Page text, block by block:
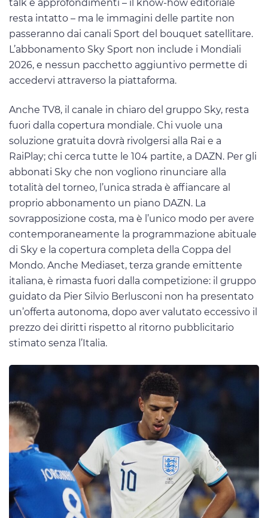
talk e approfondimenti – il know-how editoriale
resta intatto – ma le immagini delle partite non
passeranno dai canali Sport del bouquet satellitare.
L’abbonamento Sky Sport non include i Mondiali
2026, e nessun pacchetto aggiuntivo permette di
accedervi attraverso la piattaforma.
Anche TV8, il canale in chiaro del gruppo Sky, resta
fuori dalla copertura mondiale. Chi vuole una
soluzione gratuita dovrà rivolgersi alla Rai e a
RaiPlay; chi cerca tutte le 104 partite, a DAZN. Per gli
abbonati Sky che non vogliono rinunciare alla
totalità del torneo, l’unica strada è affiancare al
proprio abbonamento un piano DAZN. La
sovrapposizione costa, ma è l’unico modo per avere
contemporaneamente la programmazione abituale
di Sky e la copertura completa della Coppa del
Mondo. Anche Mediaset, terza grande emittente
italiana, è rimasta fuori dalla competizione: il gruppo
guidato da Pier Silvio Berlusconi non ha presentato
un’offerta autonoma, dopo aver valutato eccessivo il
prezzo dei diritti rispetto al ritorno pubblicitario
stimato senza l’Italia.